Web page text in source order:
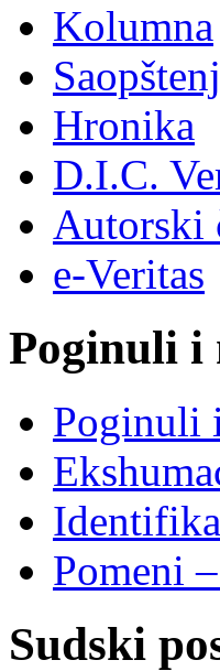
Kolumna
Hronika
D.I.C.
Autorski
e-Veritas
Poginuli i
Poginuli
Pomeni
Sudski